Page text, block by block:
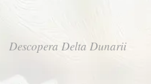
Descopera Delta Dunarii